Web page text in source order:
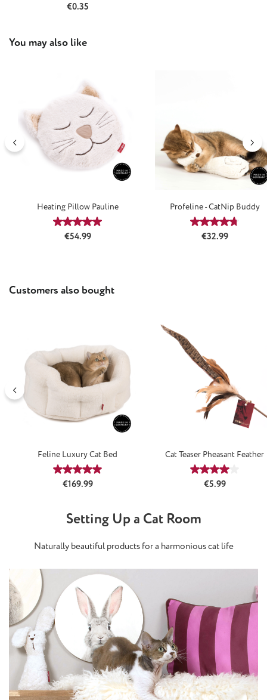
Regular price:
€0.35
Skip product gallery
You may also like
Heating Pillow Pauline
Average rating of 5 out of 5 stars
Regular price:
€54.99
Profeline - CatNip Buddy
Average
Regular price:
€32.99
Skip product gallery
Customers also bought
Feline Luxury Cat Bed
Average rating of 5 out of 5 stars
Regular price:
€169.99
Cat Teaser Pheasant Feather
Average
Regular price:
€5.99
Setting Up a Cat Room
Naturally beautiful products for a harmonious cat life